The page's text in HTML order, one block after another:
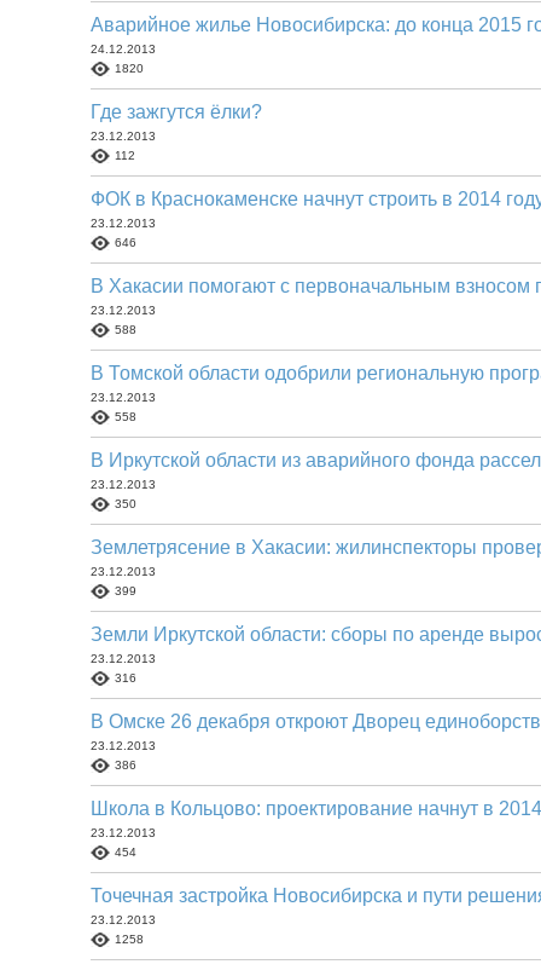
Аварийное жилье Новосибирска: до конца 2015
24.12.2013
1820
Где зажгутся ёлки?
23.12.2013
112
ФОК в Краснокаменске начнут строить в 2014
23.12.2013
646
В Хакасии помогают с первоначальным взносом
23.12.2013
588
В Томской области одобрили региональную
23.12.2013
558
В Иркутской области из аварийного фонда
23.12.2013
350
Землетрясение в Хакасии: жилинспекторы
23.12.2013
399
Земли Иркутской области: сборы по аренде
23.12.2013
316
В Омске 26 декабря откроют Дворец единоборств
23.12.2013
386
Школа в Кольцово: проектирование начнут в
23.12.2013
454
Точечная застройка Новосибирска и пути
23.12.2013
1258